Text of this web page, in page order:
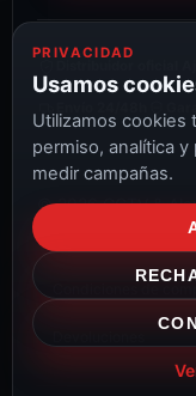
© 2026 CCTV &
PRIVACIDAD
Usamos
Utilizamos cookies
permiso, analítica
medir campañas.